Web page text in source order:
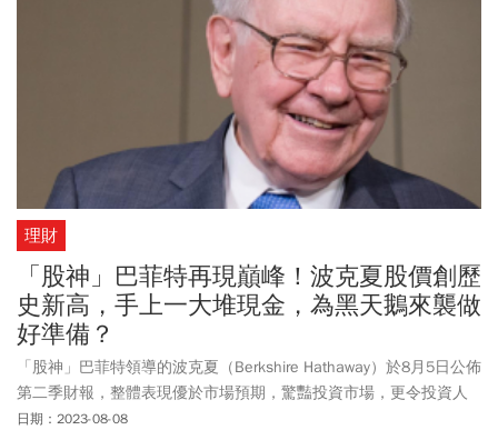
理財
「股神」巴菲特再現巔峰！波克夏股價創歷
史新高，手上一大堆現金，為黑天鵝來襲做
好準備？
「股神」巴菲特領導的波克夏（Berkshire Hathaway）於8月5日公佈
第二季財報，整體表現優於市場預期，驚豔投資市場，更令投資人
驚訝的是，波克夏公司的現金部位再度攀升至歷史新高，表示巴菲
日期：2023-08-08